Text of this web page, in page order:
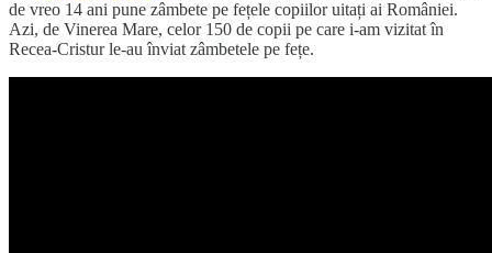
de vreo 14 ani pune zâmbete pe fețele copiilor uitați ai României.
Azi, de Vinerea Mare, celor 150 de copii pe care i-am vizitat în
Recea-Cristur le-au înviat zâmbetele pe fețe.